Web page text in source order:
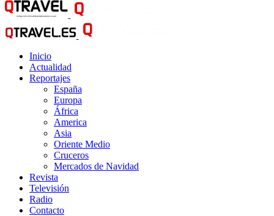
Inicio
Actualidad
Reportajes
España
Europa
África
America
Asia
Oriente Medio
Cruceros
Mercados de Navidad
Revista
Televisión
Radio
Contacto